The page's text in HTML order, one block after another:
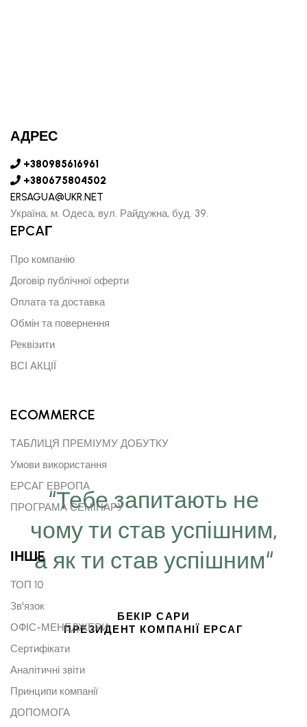
“Тебе запитають не
чому ти став успішним,
а як ти став успішним“
БЕКІР САРИ
ПРЕЗИДЕНТ КОМПАНІЇ ЕРСАГ
АДРЕС
+380985616961
+380675804502
ERSAGUA@UKR.NET
Україна, м. Одеса, вул. Райдужна, буд. 39.
EPCAГ
Про компанію
Договір публічної оферти
Оплата та доставка
Обмін та повернення
Реквізити
ВСІ АКЦІЇ
ECOMMERCE
ТАБЛИЦЯ ПРЕМІУМУ ДОБУТКУ
Умови використання
ЕРСАГ ЕВРОПА
ПРОГРАМА СЕМІНАРУ
ІНШE
ТОП 10
Зв'язок
ОФІС-МЕНЕДЖЕРИ
Сертифікати
Аналітичні звіти
Принципи компанії
ДОПОМОГА